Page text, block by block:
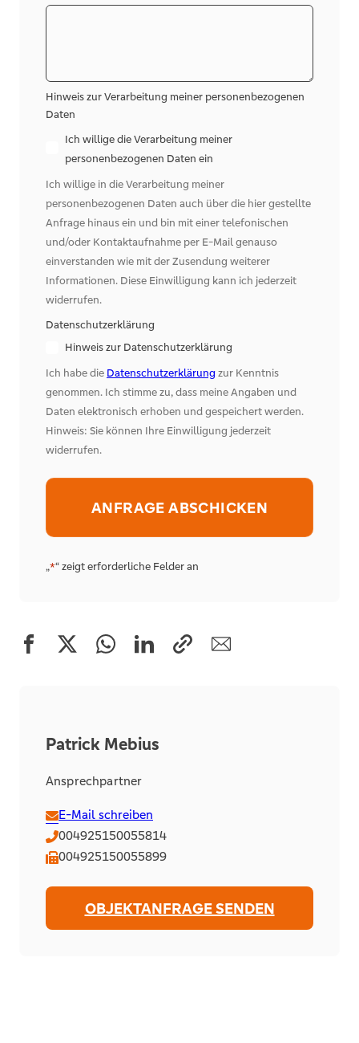
„*“ zeigt erforderliche Felder an
Hinweis zur Verarbeitung meiner personenbezogenen
Daten
Ich willige die Verarbeitung meiner
personenbezogenen Daten ein
Ich willige in die Verarbeitung meiner
personenbezogenen Daten auch über die hier gestellte
Anfrage hinaus ein und bin mit einer telefonischen
und/oder Kontaktaufnahme per E-Mail genauso
einverstanden wie mit der Zusendung weiterer
Informationen. Diese Einwilligung kann ich jederzeit
widerrufen.
Datenschutzerklärung
Hinweis zur Datenschutzerklärung
Ich habe die Datenschutzerklärungzur Kenntnis
genommen. Ich stimme zu, dass meine Angaben und
Daten elektronisch erhoben und gespeichert werden.
Hinweis: Sie können Ihre Einwilligung jederzeit
widerrufen.
Alternative:
Patrick Mebius
Ansprechpartner
E-Mail schreiben
004925150055814
004925150055899
OBJEKTANFRAGE SENDEN